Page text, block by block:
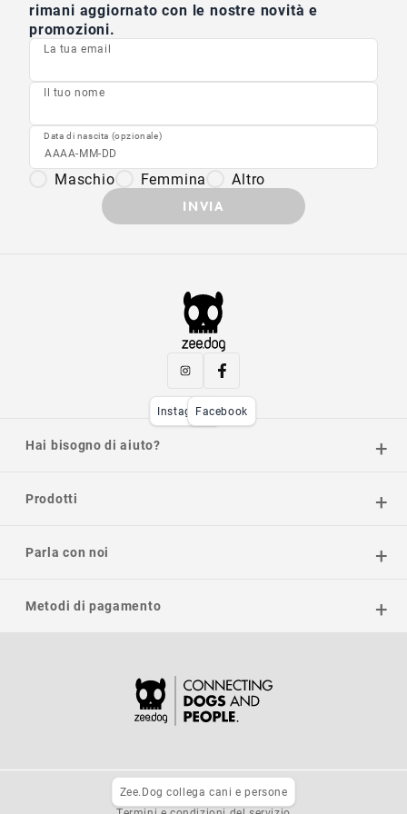
rimani aggiornato con le nostre novità e
promozioni.
La tua email
Il tuo nome
Data di nascita (opzionale)
Maschio Femmina Altro
INVIA
InstagramFacebook
Hai bisogno di aiuto?
Prodotti
Parla con noi
Metodi di pagamento
Zee.Dog collega cani e persone
Informativa sulla privacy